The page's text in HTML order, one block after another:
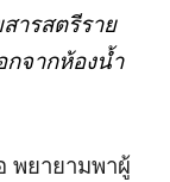
ารสตรีราย
จากห้องน้ำ
พยายามพาผู้